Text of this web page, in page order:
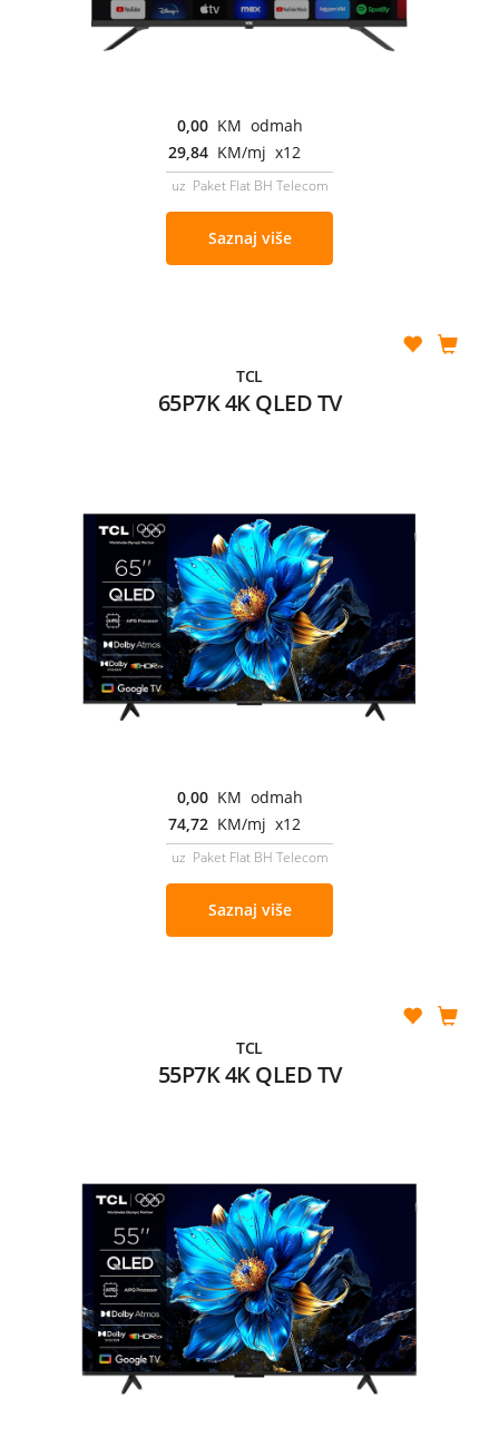
0,00 KM odmah
29,84 KM/mj x12
uz Paket Flat BH Telecom
Saznaj više
TCL
65P7K 4K QLED TV
0,00 KM odmah
74,72 KM/mj x12
uz Paket Flat BH Telecom
Saznaj više
TCL
55P7K 4K QLED TV